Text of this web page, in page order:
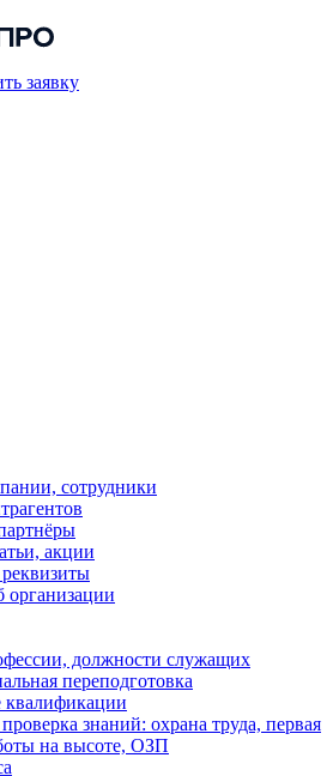
заявку
сотрудники
акции
организации
должности служащих
переподготовка
знаний: охрана труда, первая
на высоте, ОЗП